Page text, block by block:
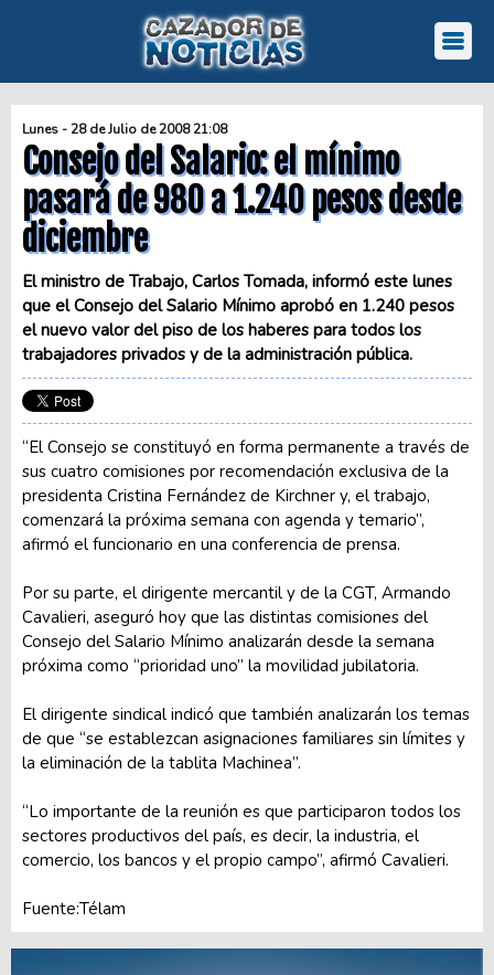
Lunes - 28 de Julio de 2008 21:08
Consejo del Salario: el mínimo
pasará de 980 a 1.240 pesos desde
diciembre
El ministro de Trabajo, Carlos Tomada, informó este lunes
que el Consejo del Salario Mínimo aprobó en 1.240 pesos
el nuevo valor del piso de los haberes para todos los
trabajadores privados y de la administración pública.
“El Consejo se constituyó en forma permanente a través de
sus cuatro comisiones por recomendación exclusiva de la
presidenta Cristina Fernández de Kirchner y, el trabajo,
comenzará la próxima semana con agenda y temario”,
afirmó el funcionario en una conferencia de prensa.
Por su parte, el dirigente mercantil y de la CGT, Armando
Cavalieri, aseguró hoy que las distintas comisiones del
Consejo del Salario Mínimo analizarán desde la semana
próxima como “prioridad uno” la movilidad jubilatoria.
El dirigente sindical indicó que también analizarán los temas
de que “se establezcan asignaciones familiares sin límites y
la eliminación de la tablita Machinea”.
“Lo importante de la reunión es que participaron todos los
sectores productivos del país, es decir, la industria, el
comercio, los bancos y el propio campo”, afirmó Cavalieri.
Fuente:Télam